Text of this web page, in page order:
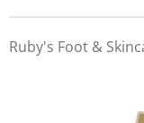
Ruby's Foot &